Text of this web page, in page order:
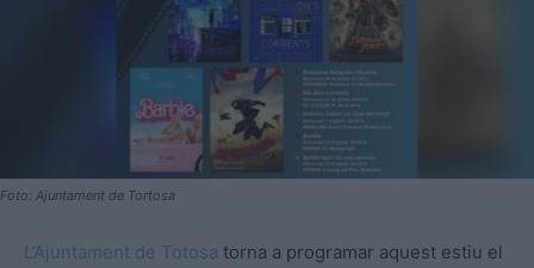
Foto: Ajuntament de Tortosa
L’Ajuntament de Totosa torna a programar aquest estiu el